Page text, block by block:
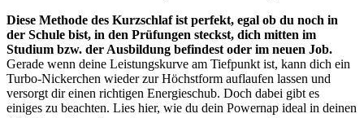
Diese Methode des Kurzschlaf ist perfekt, egal ob du noch in
der Schule bist, in den Prüfungen steckst, dich mitten im
Studium bzw. der Ausbildung befindest oder im neuen Job.
Gerade wenn deine Leistungskurve am Tiefpunkt ist, kann dich ein
Turbo-Nickerchen wieder zur Höchstform auflaufen lassen und
versorgt dir einen richtigen Energieschub. Doch dabei gibt es
einiges zu beachten. Lies hier, wie du dein Powernap ideal in deinen